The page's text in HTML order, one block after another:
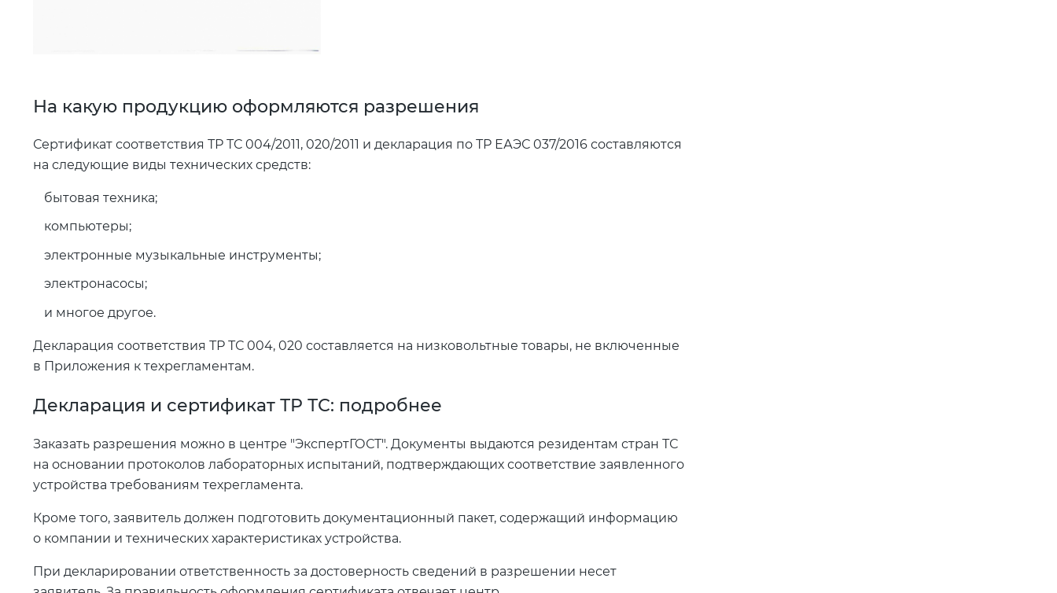
На какую продукцию оформляются разрешения
Сертификат соответствия ТР ТС 004/2011, 020/2011 и декларация по ТР ЕАЭС 037/2016 составляются
на следующие виды технических средств:
бытовая техника;
компьютеры;
электронные музыкальные инструменты;
электронасосы;
и многое другое.
Декларация соответствия ТР ТС 004, 020 составляется на низковольтные товары, не включенные
в Приложения к техрегламентам.
Декларация и сертификат ТР ТС: подробнее
Заказать разрешения можно в центре "ЭкспертГОСТ". Документы выдаются резидентам стран ТС
на основании протоколов лабораторных испытаний, подтверждающих соответствие заявленного
устройства требованиям техрегламента.
Кроме того, заявитель должен подготовить документационный пакет, содержащий информацию
о компании и технических характеристиках устройства.
При декларировании ответственность за достоверность сведений в разрешении несет